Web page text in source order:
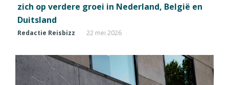
zich op verdere groei in Nederland, België en
Duitsland
Redactie Reisbizz 22 mei 2026